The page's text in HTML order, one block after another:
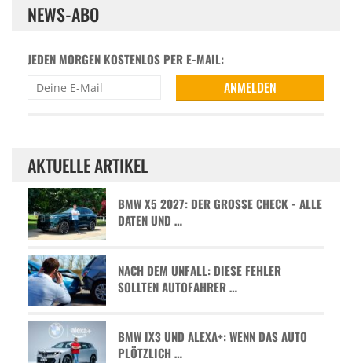
NEWS-ABO
JEDEN MORGEN KOSTENLOS PER E-MAIL:
AKTUELLE ARTIKEL
BMW X5 2027: DER GROSSE CHECK - ALLE D
ATEN UND …
NACH DEM UNFALL: DIESE FEHLER
SOLLTEN AUTOFAHRER …
BMW IX3 UND ALEXA+: WENN DAS AUTO
PLÖTZLICH …